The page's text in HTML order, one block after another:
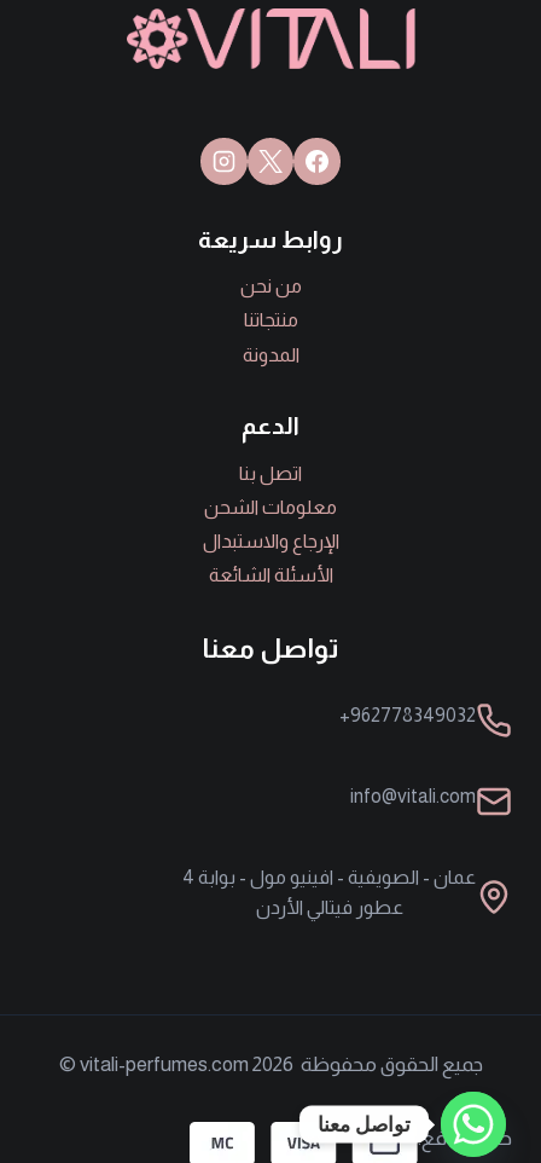
روابط سريعة
من نحن
منتجاتنا
المدونة
الدعم
اتصل بنا
معلومات الشحن
الإرجاع والاستبدال
الأسئلة الشائعة
تواصل معنا
962778349032+
info@vitali.com
عمان - الصويفية - افينيو مول - بوابة 4
عطور فيتالي الأردن
جميع الحقوق محفوظة vitali-perfumes.com 2026 ©
طرق الدفع:
تواصل معنا